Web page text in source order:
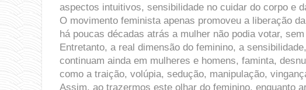
aspectos intuitivos, sensibilidade no cuidar do corpo e
O movimento feminista apenas promoveu a liberação
há poucas décadas atrás a mulher não podia votar,
Entretanto, a real dimensão do feminino, a
continuam ainda em mulheres e homens, faminta,
como a traição, volúpia, sedução, manipulação,
Assim, ao trazermos este olhar do feminino, enquanto